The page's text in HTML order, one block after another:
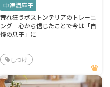
中津海麻子
荒れ狂うボストンテリアのトレーニ
ング 心から信じたことで今は「自
慢の息子」に
しつけ